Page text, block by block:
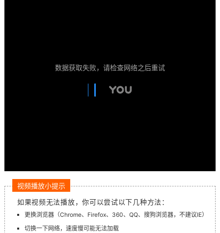
数据获取失败，请检查网络之后重试
视频播放小提示
如果视频无法播放，你可以尝试以下几种方法：
更换浏览器（Chrome、Firefox、360、QQ、搜狗浏览器，不建议IE）
切换一下网络，速度慢可能无法加载